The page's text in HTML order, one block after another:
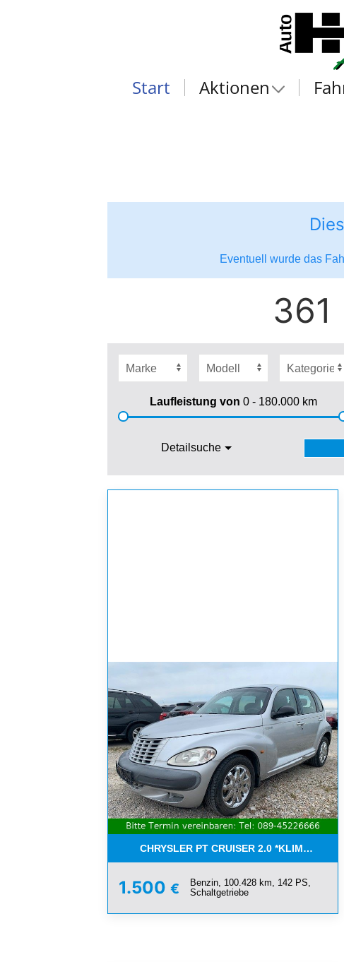
Start Aktionen
Eventuell wurde das
361
Laufleistung von 0 - 180.000km
Detailsuche
CHRYSLER PT CRUISER 2.0
1.500 €
Benzin, 100.428 km, 142 PS,
Schaltgetriebe